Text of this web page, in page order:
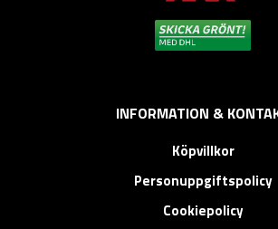
INFORMATION &
Köpvillkor
Personuppgiftspolicy
Cookiepolicy